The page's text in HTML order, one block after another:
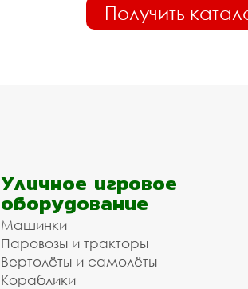
Получить
Уличное игровое
оборудование
Машинки
Паровозы и тракторы
Вертолёты и самолёты
Кораблики